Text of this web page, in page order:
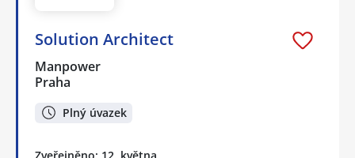
Solution Architect
Manpower
Praha
Plný úvazek